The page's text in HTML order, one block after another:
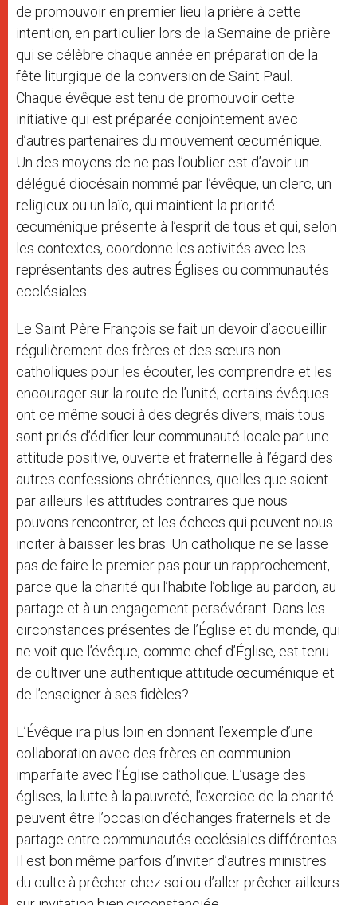
de promouvoir en premier lieu la prière à cette
intention, en particulier lors de la Semaine de prière
qui se célèbre chaque année en préparation de la
fête liturgique de la conversion de Saint Paul.
Chaque évêque est tenu de promouvoir cette
initiative qui est préparée conjointement avec
d’autres partenaires du mouvement œcuménique.
Un des moyens de ne pas l’oublier est d’avoir un
délégué diocésain nommé par l’évêque, un clerc, un
religieux ou un laïc, qui maintient la priorité
œcuménique présente à l’esprit de tous et qui, selon
les contextes, coordonne les activités avec les
représentants des autres Églises ou communautés
ecclésiales.
Le Saint Père François se fait un devoir d’accueillir
régulièrement des frères et des sœurs non
catholiques pour les écouter, les comprendre et les
encourager sur la route de l’unité; certains évêques
ont ce même souci à des degrés divers, mais tous
sont priés d’édifier leur communauté locale par une
attitude positive, ouverte et fraternelle à l’égard des
autres confessions chrétiennes, quelles que soient
par ailleurs les attitudes contraires que nous
pouvons rencontrer, et les échecs qui peuvent nous
inciter à baisser les bras. Un catholique ne se lasse
pas de faire le premier pas pour un rapprochement,
parce que la charité qui l’habite l’oblige au pardon, au
partage et à un engagement persévérant. Dans les
circonstances présentes de l’Église et du monde, qui
ne voit que l’évêque, comme chef d’Église, est tenu
de cultiver une authentique attitude œcuménique et
de l’enseigner à ses fidèles?
L’Évêque ira plus loin en donnant l’exemple d’une
collaboration avec des frères en communion
imparfaite avec l’Église catholique. L’usage des
églises, la lutte à la pauvreté, l’exercice de la charité
peuvent être l’occasion d’échanges fraternels et de
partage entre communautés ecclésiales différentes.
Il est bon même parfois d’inviter d’autres ministres
du culte à prêcher chez soi ou d’aller prêcher ailleurs